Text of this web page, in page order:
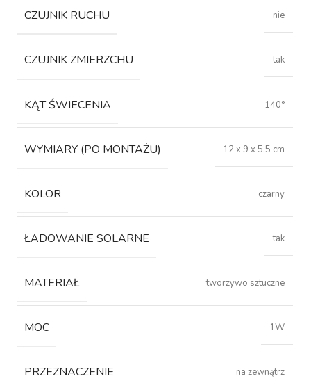
CZUJNIK RUCHU nie
CZUJNIK ZMIERZCHU tak
KĄT ŚWIECENIA 140°
WYMIARY (PO MONTAŻU) 12 x 9 x 5.5 cm
KOLOR czarny
ŁADOWANIE SOLARNE tak
MATERIAŁ tworzywo sztuczne
MOC 1W
PRZEZNACZENIE na zewnątrz